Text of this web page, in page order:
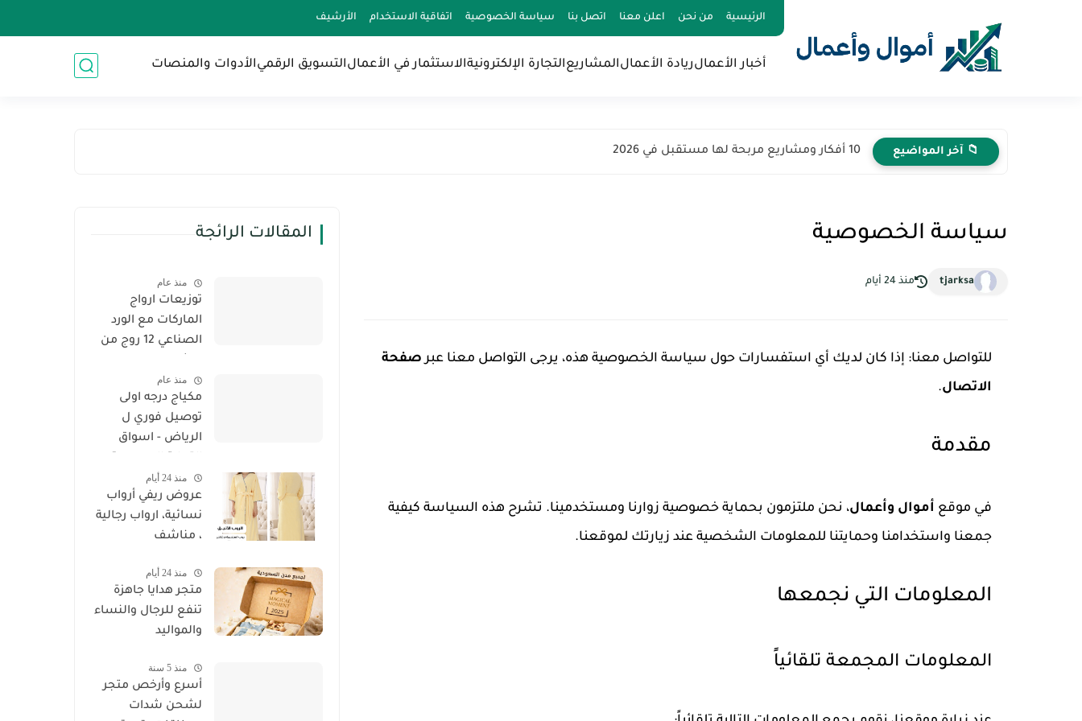
الرئيسية من نحن اعلن معنا اتصل بنا سياسة الخصوصية اتفاقية الاستخدام الأرشيف
أخبار الأعمالريادة الأعمالالمشاريعالتجارة الإلكترونيةالاستثمار في الأعمالالتسويق الرقميالأدوات والمنصات
📁 آخر المواضيع 10 أفكار ومشاريع مربحة لها مستقبل في 2026
سياسة الخصوصية
tjarksa منذ 24 أيام
للتواصل معنا: إذا كان لديك أي استفسارات حول سياسة الخصوصية هذه، يرجى التواصل معنا عبرصفحة
الاتصال.
مقدمة
في موقع أموال وأعمال، نحن ملتزمون بحماية خصوصية زوارنا ومستخدمينا. تشرح هذه السياسة كيفية
جمعنا واستخدامنا وحمايتنا للمعلومات الشخصية عند زيارتك لموقعنا.
المعلومات التي نجمعها
المعلومات المجمعة تلقائياً
المقالات الرائجة
منذ عام
توزيعات ارواج
الماركات مع الورد
الصناعي 12 روج من
وحسم
منذ عام
مكياج درجه اولى
توصيل فوري ل
الرياض - اسواق
منذ 24 أيام
عروض ريفي أرواب
نسائية، ارواب رجالية
، مناشف
منذ 24 أيام
متجر هدايا جاهزة
تنفع للرجال والنساء
والمواليد
منذ 5 سنة
أسرع وأرخص متجر
لشحن شدات